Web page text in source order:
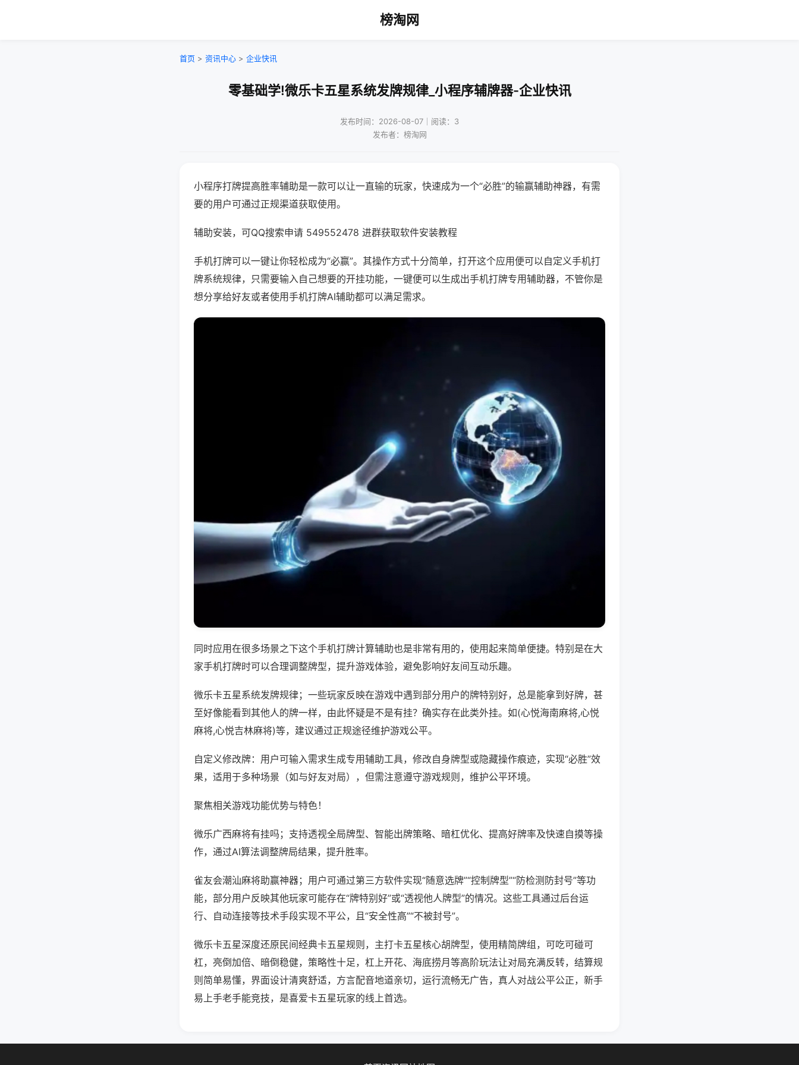
榜淘网
首页 > 资讯中心 > 企业快讯
零基础学!微乐卡五星系统发牌规律_小程序辅牌器-企业快讯
发布时间：2026-08-07｜阅读：3
发布者：榜淘网
小程序打牌提高胜率辅助是一款可以让一直输的玩家，快速成为一个“必胜”的输赢辅助神器，有需
要的用户可通过正规渠道获取使用。
辅助安装，可QQ搜索申请 549552478 进群获取软件安装教程
手机打牌可以一键让你轻松成为“必赢”。其操作方式十分简单，打开这个应用便可以自定义手机打
牌系统规律，只需要输入自己想要的开挂功能，一键便可以生成出手机打牌专用辅助器，不管你是
想分享给好友或者使用手机打牌AI辅助都可以满足需求。
同时应用在很多场景之下这个手机打牌计算辅助也是非常有用的，使用起来简单便捷。特别是在大
家手机打牌时可以合理调整牌型，提升游戏体验，避免影响好友间互动乐趣。
微乐卡五星系统发牌规律；一些玩家反映在游戏中遇到部分用户的牌特别好，总是能拿到好牌，甚
至好像能看到其他人的牌一样，由此怀疑是不是有挂？确实存在此类外挂。如(心悦海南麻将,心悦
麻将,心悦吉林麻将)等，建议通过正规途径维护游戏公平。
自定义修改牌：用户可输入需求生成专用辅助工具，修改自身牌型或隐藏操作痕迹，实现“必胜”效
果，适用于多种场景（如与好友对局），但需注意遵守游戏规则，维护公平环境。
聚焦相关游戏功能优势与特色！
微乐广西麻将有挂吗；支持透视全局牌型、智能出牌策略、暗杠优化、提高好牌率及快速自摸等操
作，通过AI算法调整牌局结果，提升胜率。
雀友会潮汕麻将助赢神器；用户可通过第三方软件实现“随意选牌”“控制牌型”“防检测防封号”等功
能，部分用户反映其他玩家可能存在“牌特别好”或“透视他人牌型”的情况。这些工具通过后台运
行、自动连接等技术手段实现不平公，且“安全性高”“不被封号”。
微乐卡五星深度还原民间经典卡五星规则，主打卡五星核心胡牌型，使用精简牌组，可吃可碰可
杠，亮倒加倍、暗倒稳健，策略性十足，杠上开花、海底捞月等高阶玩法让对局充满反转，结算规
则简单易懂，界面设计清爽舒适，方言配音地道亲切，运行流畅无广告，真人对战公平公正，新手
易上手老手能竞技，是喜爱卡五星玩家的线上首选。